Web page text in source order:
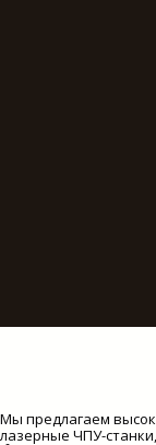
Мы предлагаем
лазерные ЧПУ-